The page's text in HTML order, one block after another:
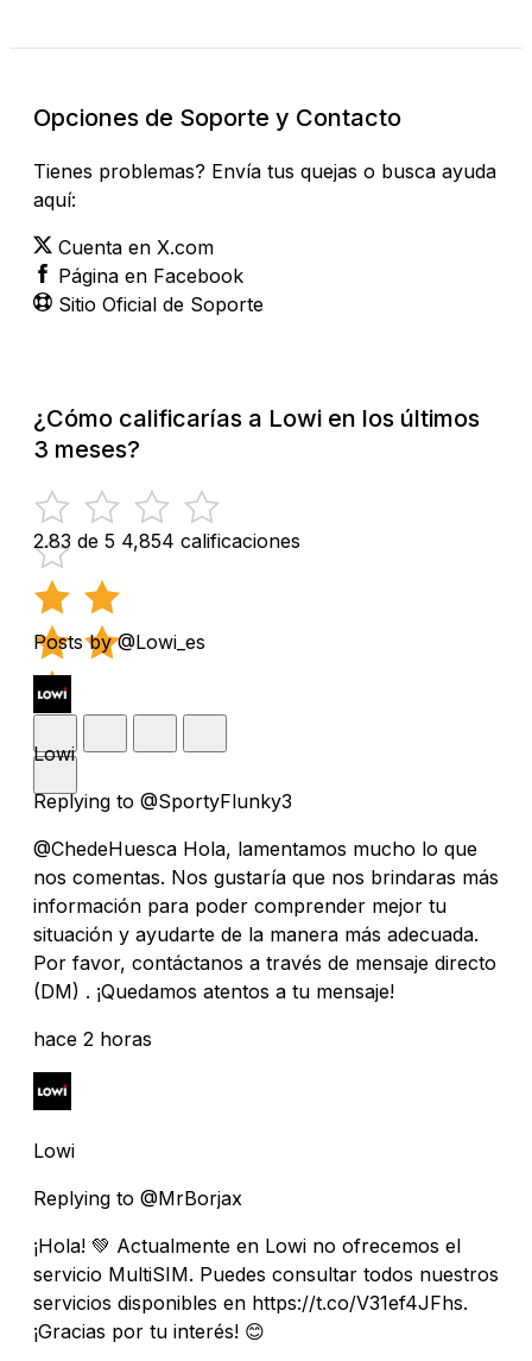
Opciones de Soporte y Contacto
Tienes problemas? Envía tus quejas o busca ayuda
aquí:
Cuenta en X.com
Página en Facebook
Sitio Oficial de Soporte
¿Cómo calificarías a Lowi en los últimos
3 meses?
2.83 de 5 4,854 calificaciones
Posts by @Lowi_es
Lowi
Replying to @SportyFlunky3
@ChedeHuesca Hola, lamentamos mucho lo que
nos comentas. Nos gustaría que nos brindaras más
información para poder comprender mejor tu
situación y ayudarte de la manera más adecuada.
Por favor, contáctanos a través de mensaje directo
(DM) . ¡Quedamos atentos a tu mensaje!
hace 2 horas
Lowi
Replying to @MrBorjax
¡Hola! 💚 Actualmente en Lowi no ofrecemos el
servicio MultiSIM. Puedes consultar todos nuestros
servicios disponibles en https://t.co/V31ef4JFhs.
¡Gracias por tu interés! 😊